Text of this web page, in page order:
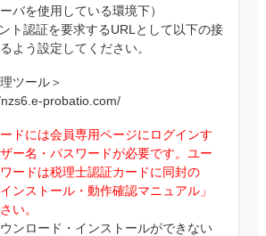
バを使用している環境下）
ト認証を要求するURLとして以下の接
よう設定してください。
ツール＞
probatio.com/
には会員専用ページにログインす
ー名・パスワードが必要です。ユー
ードは税理士認証カードに同封の
ンストール・動作確認マニュアル」
い。
ロード・インストールができない